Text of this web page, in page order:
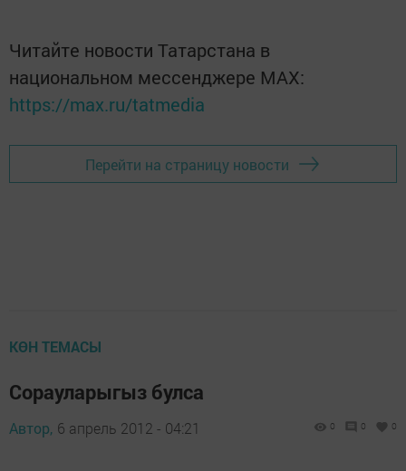
Читайте новости Татарстана в
национальном мессенджере MАХ:
https://max.ru/tatmedia
Перейти на страницу новости
КӨН ТЕМАСЫ
Сорауларыгыз булса
Автор, 6 апрель 2012 - 04:21 0 0 0